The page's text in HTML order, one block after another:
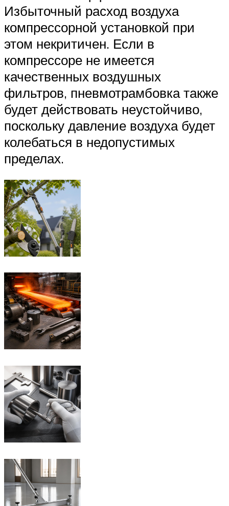
Избыточный расход воздуха
компрессорной установкой при
этом некритичен. Если в
компрессоре не имеется
качественных воздушных
фильтров, пневмотрамбовка также
будет действовать неустойчиво,
поскольку давление воздуха будет
колебаться в недопустимых
пределах.